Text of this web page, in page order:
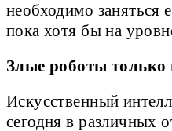
необходимо заняться
пока хотя бы на
Злые роботы только
Искусственный
сегодня в различных